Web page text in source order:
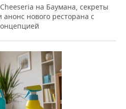
на Баумана, секреты
анонс нового ресторана с